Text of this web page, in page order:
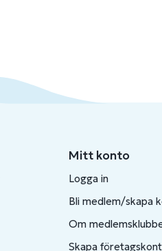
Mitt konto
Logga in
Bli medlem/skapa
Om
Skapa